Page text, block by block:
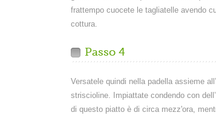
frattempo cuocete le tagliatelle avendo
cottura.
Passo 4
Versatele quindi nella padella assieme
striscioline. Impiattate condendo con
di questo piatto è di circa mezz'ora,